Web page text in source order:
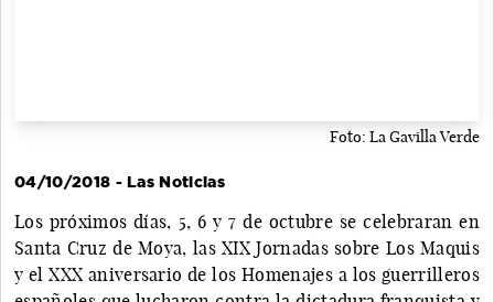
Foto: La Gavilla Verde
04/10/2018 - Las Noticias
Los próximos días, 5, 6 y 7 de octubre se celebraran en
Santa Cruz de Moya, las XIX Jornadas sobre Los Maquis
y el XXX aniversario de los Homenajes a los guerrilleros